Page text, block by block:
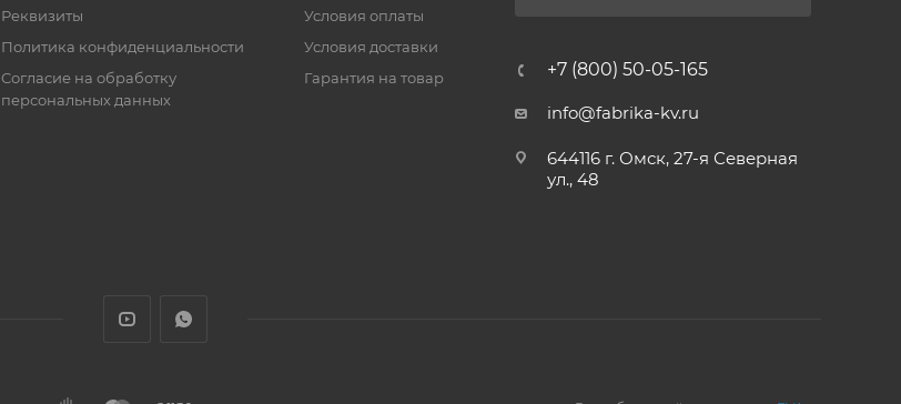
Реквизиты
Политика конфиденциальности
Cогласие на обработку
персональных данных
Условия оплаты
Условия доставки
Гарантия на товар
+7 (800) 50-05-165
info@fabrika-kv.ru
644116 г. Омск, 27-я Северная
ул., 48